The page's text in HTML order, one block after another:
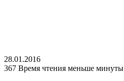
28.01.2016
367 Время чтения меньше минуты